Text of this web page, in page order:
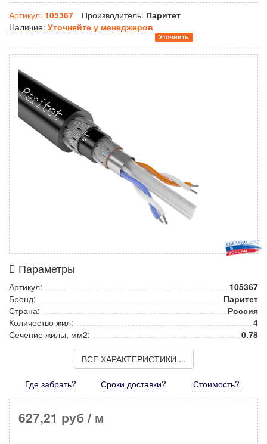
Артикул: 105367 Производитель: Паритет
Наличие: Уточняйте у менеджеров
Уточнить
Параметры
Артикул:
105367
Бренд:
Паритет
Страна:
Россия
Количество жил:
4
Сечение жилы, мм2:
0.78
ВСЕ ХАРАКТЕРИСТИКИ ...
Где забрать? Сроки доставки? Стоимость?
627,21 руб / м